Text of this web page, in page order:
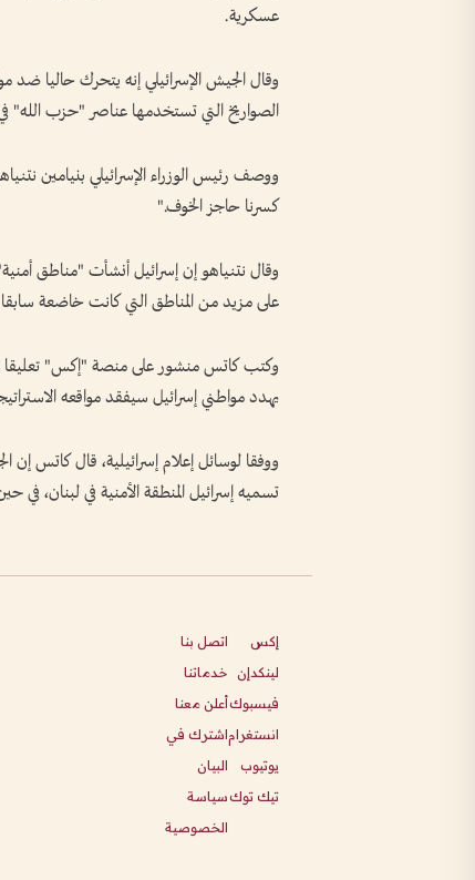
عسكرية.
وقال الجيش الإسرائيلي إنه يتحرك حاليا ضد
الصواريخ التي تستخدمها عناصر "حزب الله"
ووصف رئيس الوزراء الإسرائيلي بنيامين
كسرنا حاجز الخوف."
وقال نتنياهو إن إسرائيل أنشأت "مناطق
على مزيد من المناطق التي كانت خاضعة
وكتب كاتس منشور على منصة "إكس" تعليقا
يهدد مواطني إسرائيل سيفقد مواقعه
ووفقا لوسائل إعلام إسرائيلية، قال كاتس إن
تسميه إسرائيل المنطقة الأمنية في لبنان، في
إكس
لينكدإن
فيسبوك
انستغرام
يوتيوب
تيك توك
اتصل بنا
خدماتنا
أعلن معنا
اشترك في
البيان
سياسة
الخصوصية